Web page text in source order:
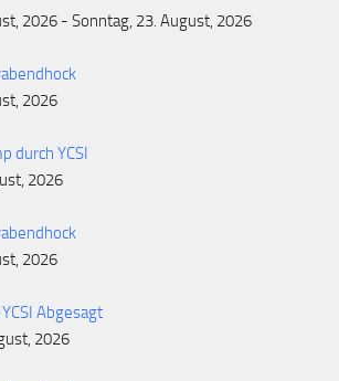
2026 - Sonntag, 23. August, 2026
2026
durch YCSI
2026
2026
Abgesagt
2026